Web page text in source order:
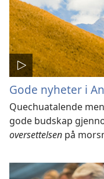
Gode nyheter i
Quechuatalende
gode budskap
oversettelsen på